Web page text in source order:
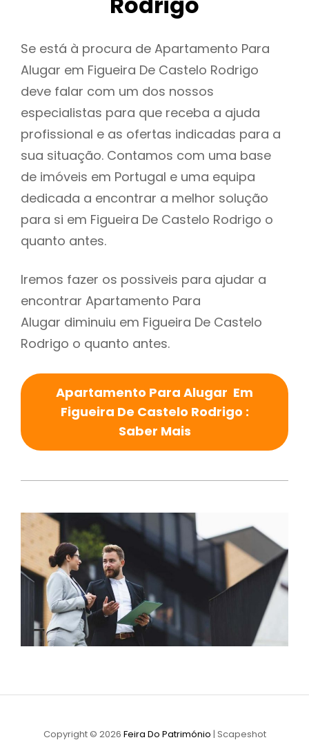
Se está à procura de Apartamento Para
Alugar em Figueira De Castelo Rodrigo
deve falar com um dos nossos
especialistas para que receba a ajuda
profissional e as ofertas indicadas para a
sua situação. Contamos com uma base
de imóveis em Portugal e uma equipa
dedicada a encontrar a melhor solução
para si em Figueira De Castelo Rodrigo o
quanto antes.
Iremos fazer os possiveis para ajudar a
encontrar Apartamento Para
Alugar diminuiu em Figueira De Castelo
Rodrigo o quanto antes.
Apartamento Para Alugar Em
Figueira De Castelo Rodrigo :
Saber Mais
Copyright © 2026 Feira Do Património | Scapeshot